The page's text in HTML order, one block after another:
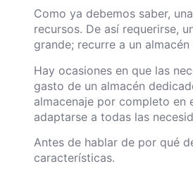
Como ya debemos saber,
recursos. De así requerirse,
grande; recurre a un
Hay ocasiones en que las
gasto de un almacén
almacenaje por completo en
adaptarse a todas las
Antes de hablar de por qué
características.